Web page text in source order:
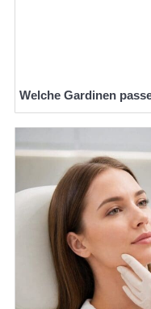
Welche Gardinen